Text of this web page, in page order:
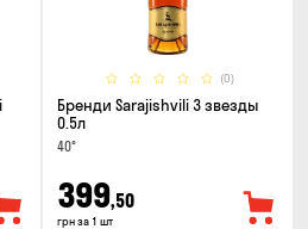
(0)
Бренди Sarajishvili 3 звезды
0.5л
40°
399,50
грн за 1 шт